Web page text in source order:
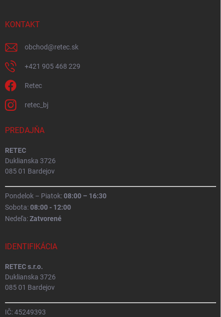
KONTAKT
obchod@retec.sk
+421 905 468 229
Retec
retec_bj
PREDAJŇA
RETEC
Duklianska 3726
085 01 Bardejov
Pondelok – Piatok:08:00 – 16:30
Sobota:08:00 - 12:00
Nedeľa:Zatvorené
IDENTIFIKÁCIA
RETEC s.r.o.
Duklianska 3726
085 01 Bardejov
IČ: 45249393